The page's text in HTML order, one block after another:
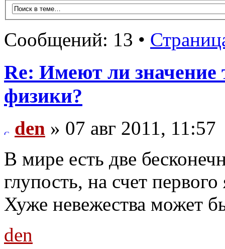
Сообщений: 13 •
Re: Имеют ли значение
физики?
den » 07 авг 2011, 11:57
В мире есть две
глупость, на счет
Хуже невежества может
den